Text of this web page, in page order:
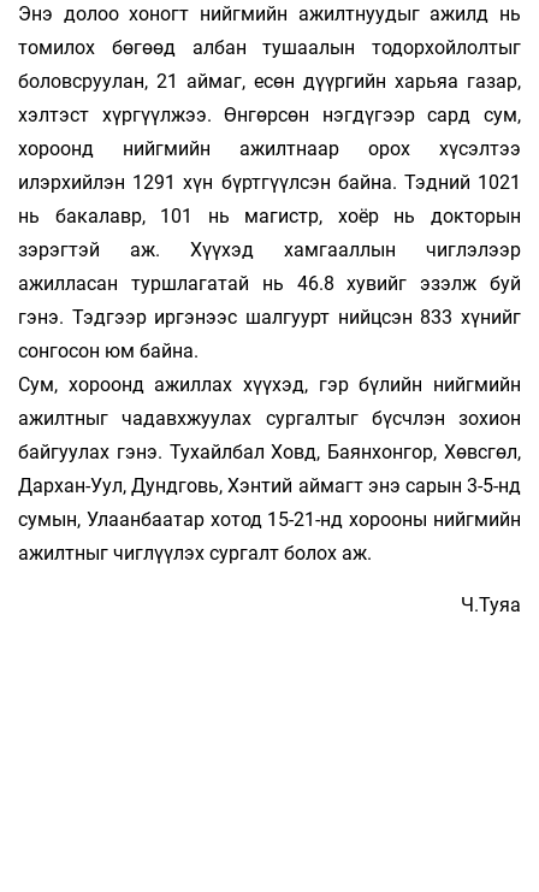
Энэ долоо хоногт нийгмийн ажилтнуудыг ажилд нь
томилох бөгөөд албан тушаалын тодорхойлолтыг
боловсруулан, 21 аймаг, есөн дүүргийн харьяа газар,
хэлтэст хүргүүлжээ. Өнгөрсөн нэгдүгээр сард сум,
хороонд нийгмийн ажилтнаар орох хүсэлтээ
илэрхийлэн 1291 хүн бүртгүүлсэн байна. Тэдний 1021
нь бакалавр, 101 нь магистр, хоёр нь докторын
зэрэгтэй аж. Хүүхэд хамгаал­­лын чиглэлээр
ажилласан туршлага­­тай нь 46.8 хувийг эзэлж буй
гэнэ. Тэдгээр иргэнээс шалгуурт нийцсэн 833 хүнийг
сонгосон юм байна.
Сум, хороонд ажиллах хүүхэд, гэр бүлийн нийгмийн
ажилтныг ча­­­давх­­­­жуулах сургалтыг бүсчлэн зо­­хион
бай­гуу­­лах гэнэ. Тухайлбал Ховд, Баянхонгор, Хөвсгөл,
Дархан-Уул, Дундговь, Хэнтий аймагт энэ сарын 3-5-нд
сумын, Улаанбаатар хотод 15-21-нд хорооны нийгмийн
ажилтныг чиглүүлэх сургалт болох аж.
Ч.Туяа